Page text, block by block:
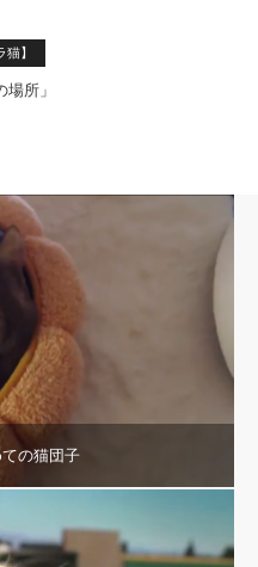
】
所」
の猫団子